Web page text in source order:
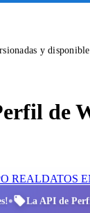
y
de
REALDATOS
• La API de